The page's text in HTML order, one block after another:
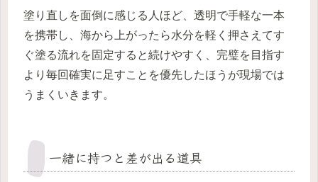
塗り直しを面倒に感じる人ほど、透明で手軽な一本
を携帯し、海から上がったら水分を軽く押さえてす
ぐ塗る流れを固定すると続けやすく、完璧を目指す
より毎回確実に足すことを優先したほうが現場では
うまくいきます。
一緒に持つと差が出る道具